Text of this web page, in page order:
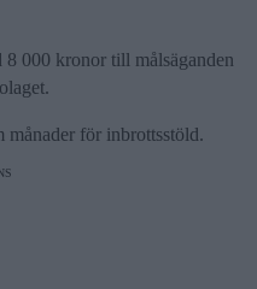
8 000 kronor till målsäganden
månader för inbrottsstöld.